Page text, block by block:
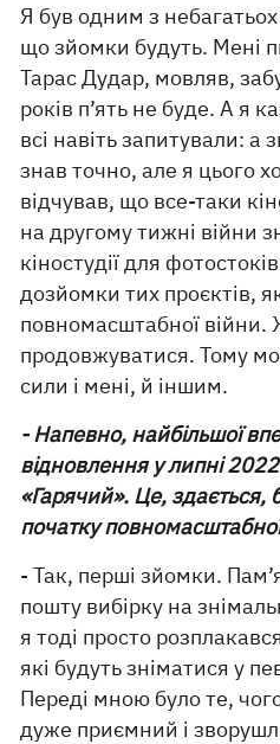
Я був одним з
що зйомки будуть. Мені
Тарас Дудар, мовляв,
років п’ять не буде. А я
всі навіть запитували: а
знав точно, але я цього
відчував, що все-таки
на другому тижні війни
кіностудії для
дозйомки тих проєктів,
повномасштабної
продовжуватися. Тому
сили і мені, й іншим.
- Напевно, найбільшої
відновлення у липні
«Гарячий». Це, здається,
початку
- Так, перші зйомки.
пошту вибірку на
я тоді просто
які будуть зніматися у
Переді мною було те,
дуже приємний і